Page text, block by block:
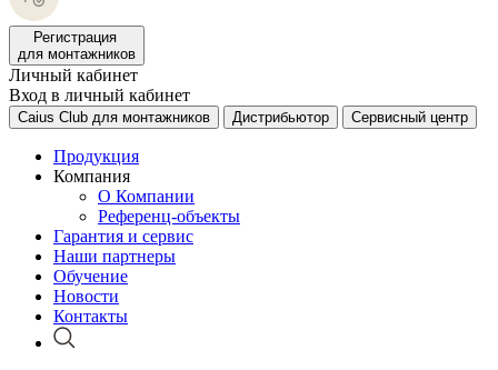
Регистрация
для монтажников
Личный кабинет
Вход в личный кабинет
Caius Club для монтажников Дистрибьютор Сервисный центр
Продукция
Компания
О Компании
Референц-объекты
Гарантия и сервис
Наши партнеры
Обучение
Новости
Контакты